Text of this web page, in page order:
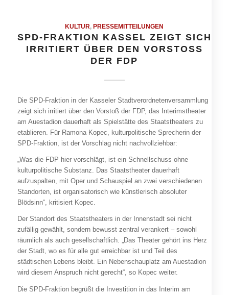
KULTUR, PRESSEMITTEILUNGEN
SPD-FRAKTION KASSEL ZEIGT SICH
IRRITIERT ÜBER DEN VORSTOSS D
ER FDP
Die SPD-Fraktion in der Kasseler Stadtverordnetenversammlung
zeigt sich irritiert über den Vorstoß der FDP, das Interimstheater
am Auestadion dauerhaft als Spielstätte des Staatstheaters zu
etablieren. Für Ramona Kopec, kulturpolitische Sprecherin der
SPD-Fraktion, ist der Vorschlag nicht nachvollziehbar:
„Was die FDP hier vorschlägt, ist ein Schnellschuss ohne
kulturpolitische Substanz. Das Staatstheater dauerhaft
aufzuspalten, mit Oper und Schauspiel an zwei verschiedenen
Standorten, ist organisatorisch wie künstlerisch absoluter
Blödsinn“, kritisiert Kopec.
Der Standort des Staatstheaters in der Innenstadt sei nicht
zufällig gewählt, sondern bewusst zentral verankert – sowohl
räumlich als auch gesellschaftlich. „Das Theater gehört ins Herz
der Stadt, wo es für alle gut erreichbar ist und Teil des
städtischen Lebens bleibt. Ein Nebenschauplatz am Auestadion
wird diesem Anspruch nicht gerecht“, so Kopec weiter.
Die SPD-Fraktion begrüßt die Investition in das Interim am